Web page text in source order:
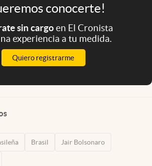
conocerte!
sin cargoen El Cronista
experiencia a tu medida.
Quiero registrarme
Brasil Jair Bolsonaro